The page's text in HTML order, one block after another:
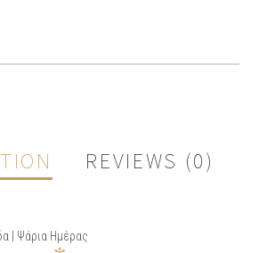
REVIEWS (0)
| Ψάρια Ημέρας